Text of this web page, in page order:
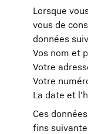
Lorsque
vous de
données
Vos nom et
Votre
Votre
La date et
Ces
fins